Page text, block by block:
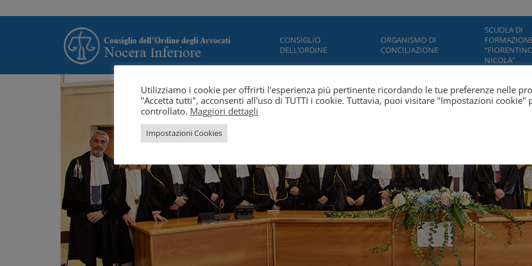
CONSIGLIO
DELL’ORDINE
ORGANISMO DI
CONCILIAZIONE
SCUOLA DI
NICOLA”
Utilizziamo i cookie per offrirti l'esperienza più pertinente ricordando le tue preferenze nelle
"Accetta tutti", acconsenti all'uso di TUTTI i cookie. Tuttavia, puoi visitare "Impostazioni cookie"
controllato. Maggiori dettagli
Impostazioni Cookies